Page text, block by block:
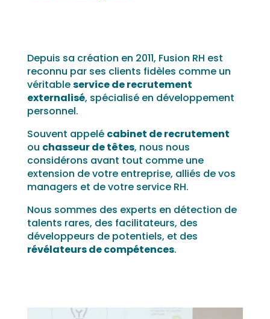
Depuis sa création en 2011, Fusion RH est
reconnu par ses clients fidèles comme un
véritableservice de recrutement
externalisé, spécialisé en développement
personnel.
Souvent appelé cabinet de recrutement
ou chasseur de têtes, nous nous
considérons avant tout comme une
extension de votre entreprise, alliés de vos
managers et de votre service RH.
Nous sommes des experts en détection de
talents rares, des facilitateurs, des
développeurs de potentiels, et des
révélateurs de compétences.